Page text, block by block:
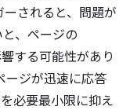
されると、問題が
、ページの
する可能性があり
ージが迅速に応答
必要最小限に抑え